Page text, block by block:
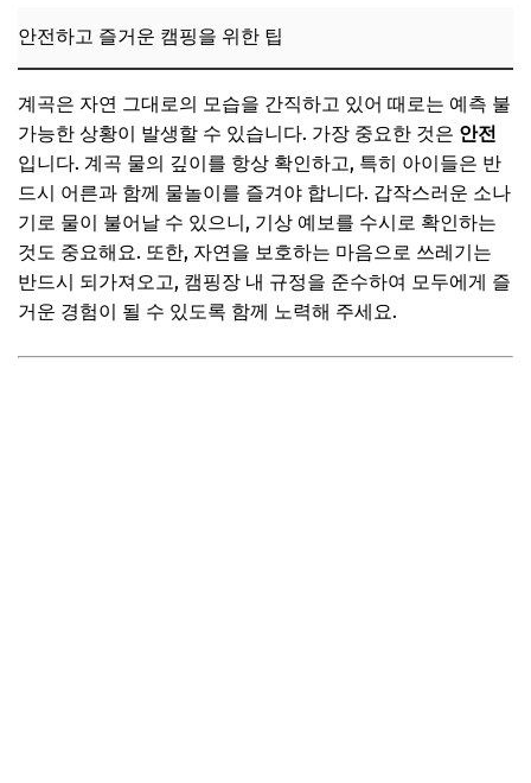
Q. 장마철에도 방문할 수 있을까요?
마무리 및 팁: 완벽한 여름휴가를 위한 마지막 제안
나에게 맞는 계곡 캠핑지 선택법 요약
잊지 못할 추억을 만드는 캠핑 팁
📌 지금 뜨는 꿀정보! 놓치지 마세요
안전하고 즐거운 캠핑을 위한 팁
계곡은 자연 그대로의 모습을 간직하고 있어 때로는 예측 불
가능한 상황이 발생할 수 있습니다. 가장 중요한 것은 안전
입니다. 계곡 물의 깊이를 항상 확인하고, 특히 아이들은 반
드시 어른과 함께 물놀이를 즐겨야 합니다. 갑작스러운 소나
기로 물이 불어날 수 있으니, 기상 예보를 수시로 확인하는
것도 중요해요. 또한, 자연을 보호하는 마음으로 쓰레기는
반드시 되가져오고, 캠핑장 내 규정을 준수하여 모두에게 즐
거운 경험이 될 수 있도록 함께 노력해 주세요.